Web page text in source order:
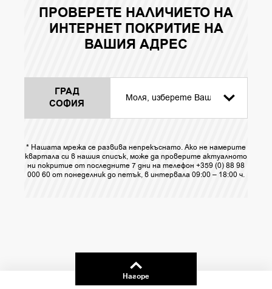
ПРОВЕРЕТЕ НАЛИЧИЕТО НА
ИНТЕРНЕТ ПОКРИТИЕ НА
ВАШИЯ АДРЕС
ГРАД
СОФИЯ
* Нашата мрежа се развива непрекъснато. Ако не намерите
квартала си в нашия списък, може да проверите актуалното
ни покритие от последните 7 дни на телефон +359 (0) 88 98
000 60 от понеделник до петък, в интервала 09:00 – 18:00 ч.
Нагоре